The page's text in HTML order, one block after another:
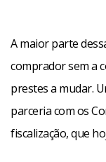
A maior parte
comprador sem a
prestes a mudar.
parceria com os
fiscalização, que